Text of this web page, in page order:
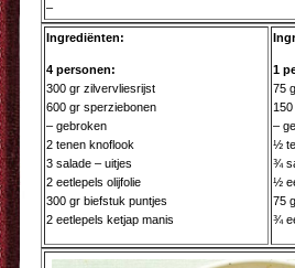
–
Ingrediënten:
4 personen:
300 gr zilvervliesrijst
600 gr sperziebonen
– gebroken
2 tenen knoflook
3 salade – uitjes
2 eetlepels olijfolie
300 gr biefstuk puntjes
2 eetlepels ketjap manis
1
75
–
½
¾
½
75
¾